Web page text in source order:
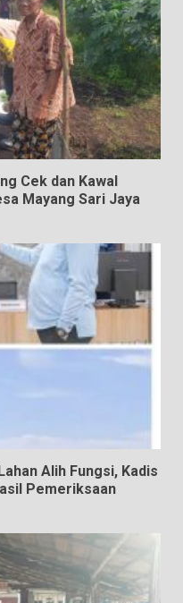
Cek dan Kawal
Mayang Sari Jaya
Alih Fungsi, Kadis
Pemeriksaan